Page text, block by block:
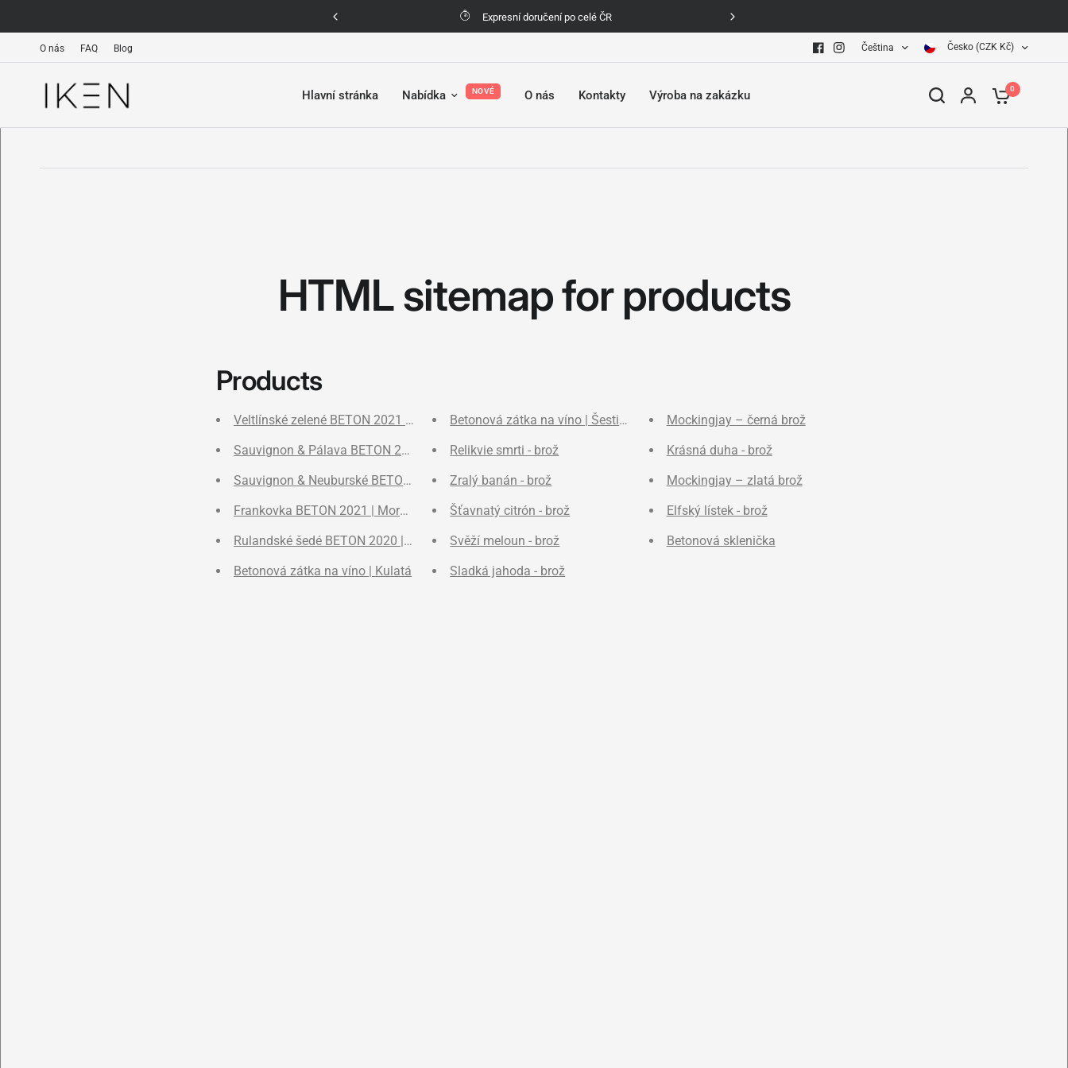
Expresní doručení po celé ČR
O nás FAQ Blog Čeština Česko (CZK Kč)
Hlavní stránka Nabídka NOVÉ O nás Kontakty Výroba na zakázku 0
HTML sitemap for products
Products
Veltlínské zelené BETON 2021 | Moravské zemské víno, suché
Sauvignon & Pálava BETON 2022 | Moravské zemské víno, polosuché
Sauvignon & Neuburské BETON 2021 | Moravské zemské víno, suché
Frankovka BETON 2021 | Moravské zemské víno
Rulandské šedé BETON 2020 | Moravské zemské víno, suché
Betonová zátka na víno | Kulatá
Betonová zátka na víno | Šestiúhelníková
Relikvie smrti - brož
Zralý banán - brož
Šťavnatý citrón - brož
Svěží meloun - brož
Sladká jahoda - brož
Mockingjay – černá brož
Krásná duha - brož
Mockingjay – zlatá brož
Elfský lístek - brož
Betonová sklenička